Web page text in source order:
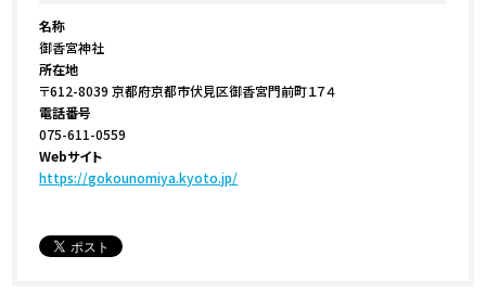
名称
御香宮神社
所在地
〒612-8039 京都府京都市伏見区御香宮門前町１７４
電話番号
075-611-0559
Webサイト
https://gokounomiya.kyoto.jp/